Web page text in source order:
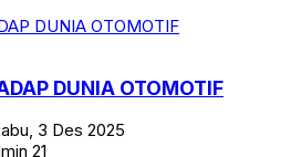
DUNIA OTOMOTIF
3 Des 2025
21